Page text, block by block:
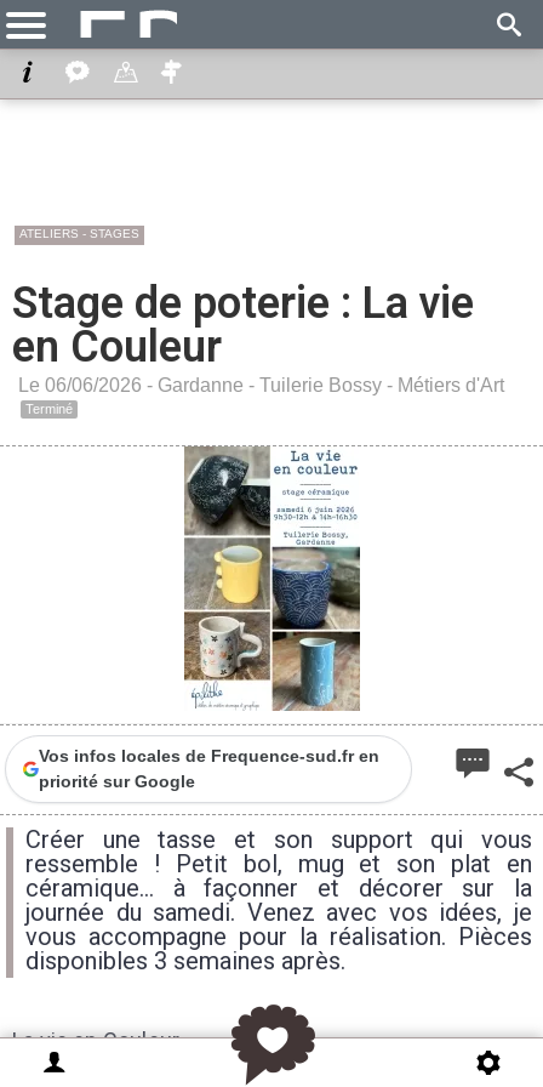
ATELIERS - STAGES
Stage de poterie : La vie
en Couleur
Le 06/06/2026 - Gardanne - Tuilerie Bossy - Métiers d'Art
Terminé
Vos infos locales de Frequence-sud.fr en
priorité sur Google
Créer une tasse et son support qui vous
ressemble ! Petit bol, mug et son plat en
céramique... à façonner et décorer sur la
journée du samedi. Venez avec vos idées, je
vous accompagne pour la réalisation. Pièces
disponibles 3 semaines après.
La vie en Couleur